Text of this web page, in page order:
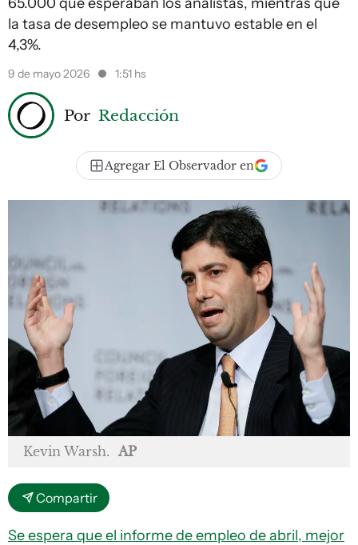
la tasa de desempleo se mantuvo estable en el
4,3%.
9 de mayo 2026 1:51 hs
Por Redacción
Agregar El Observador en
Kevin Warsh. AP
Compartir
Se espera que el informe de empleo de abril, mejor